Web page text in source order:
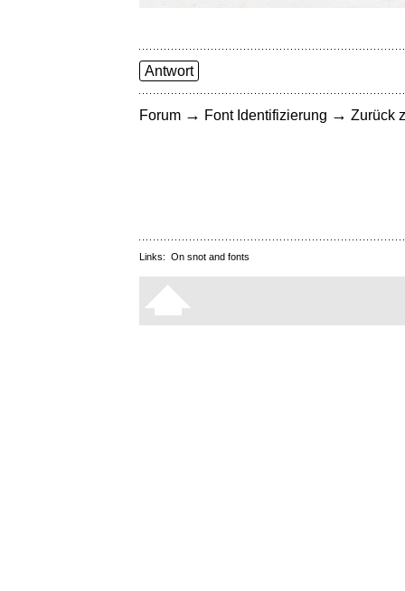
Antwort
Forum → Font Identifizierung → Zurück
Links: On snot and fonts